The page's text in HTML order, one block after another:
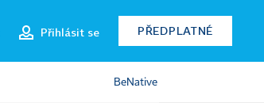
Přihlásit se PŘEDPLATNÉ
BeNative